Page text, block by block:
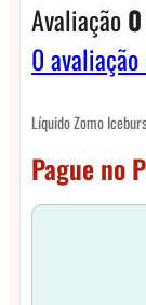
Avaliação0
0
Líquido Zomo
Pague no